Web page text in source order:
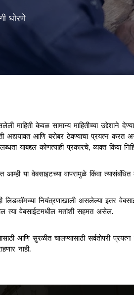
धोरणे
माहिती केवळ सामान्य माहितीच्या उद्देशाने
अद्ययावत आणि बरोबर ठेवण्याचा प्रयत्न करत
याबद्दल कोणत्याही प्रकारचे, व्यक्त किंवा
आम्ही या वेबसाइटच्या वापरामुळे किंवा
लिडकॉमच्या नियंत्रणाखाली असलेल्या इतर
त्या वेबसाईटमधील मतांशी सहमत असेल.
आणि सुरळीत चालण्यासाठी सर्वतोपरी
नाही.